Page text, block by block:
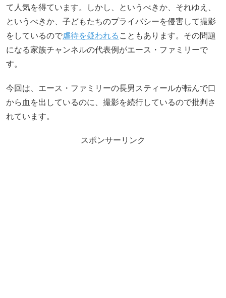
て人気を得ています。しかし、というべきか、それゆえ、
というべきか、子どもたちのプライバシーを侵害して撮影
をしているので虐待を疑われる こともあります。その問題
になる家族チャンネルの代表例がエース・ファミリーで
す。
今回は、エース・ファミリーの長男スティールが転んで口
から血を出しているのに、撮影を続行しているので批判さ
れています。
スポンサーリンク